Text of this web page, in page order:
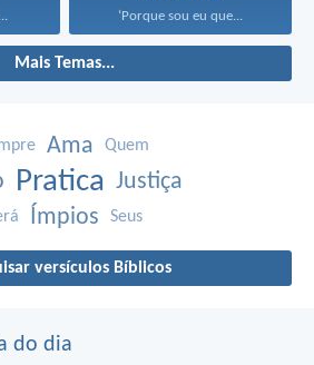
‘Porque sou eu que...
Mais Temas...
Ama Quem
Pratica Justiça
Ímpios Seus
versículos Bíblicos
do dia